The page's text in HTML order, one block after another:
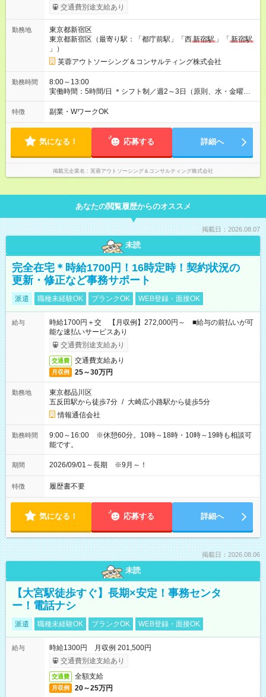
交通費別途支給あり
勤務地
東京都新宿区
東京都新宿区（最寄り駅：「都庁前駅」「西新宿駅 」「 新宿駅
」）
芙蓉アウトソーシング＆コンサルティング株式会社
勤務時間
8:00～13:00
実働時間：5時間/日 ＊シフト制／週2～3日（原則、水・金曜日
固定） ＊休憩なし ＊残業なし
特徴 副業・WワークOK
気になる！ 応募する 詳細へ
掲載元企業名 芙蓉アウトソーシング＆コンサルティング株式会社
あなたの閲覧履歴からのオススメ
掲載日：2026.08.07
未読
完全在宅＊時給1700円！16時定時！契約状況の
更新・修正など事務サポート
派遣 職種未経験OK ブランクOK WEB登録・面接OK
給与
時給1700円＋交 【月収例】272,000円～ ■給与の前払いが可
能な速払いサービスあり
交通費別途支給あり
交通費 交通費支給あり
月収例 25～30万円
勤務地
東京都品川区
五反田駅から徒歩7分 / 大崎広小路駅から徒歩5分
情報通信会社
勤務時間
9:00～16:00 ※休憩60分。10時～18時・10時～19時も相談可
能です。
期間 2026/09/01～長期 ※9月～！
特徴 履歴書不要
気になる！ 応募する 詳細へ
掲載日：2026.08.06
未読
【大宮駅徒歩すぐ】長期×安定！事務センタ
ー！電話ナシ
派遣 職種未経験OK ブランクOK WEB登録・面接OK
給与
時給1300円 月収例 201,500円
交通費別途支給あり
交通費 全額支給
月収例 20～25万円